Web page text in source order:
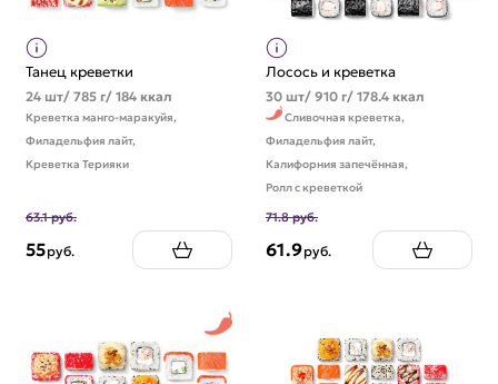
Танец креветки
24 шт/ 785 г/ 184 ккал
Креветка манго-маракуйя,
Филадельфия лайт,
Креветка Терияки
63.1 руб.
55руб.
Лосось и креветка
30 шт/ 910 г/ 178.4 ккал
Сливочная креветка,
Филадельфия лайт,
Калифорния запечённая,
Ролл с креветкой
71.8 руб.
61.9руб.